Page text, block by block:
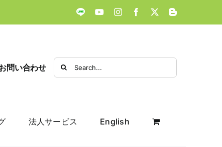
LINE YouTubeInstagramFacebook
X Blogger
問い合わせ
Search
for:
法人サービス English